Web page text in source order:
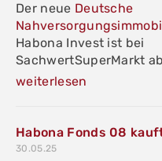
Der neue Deutsche
Habona Invest ist bei
SachwertSuperMarkt
weiterlesen
Habona Fonds 08
30.05.25